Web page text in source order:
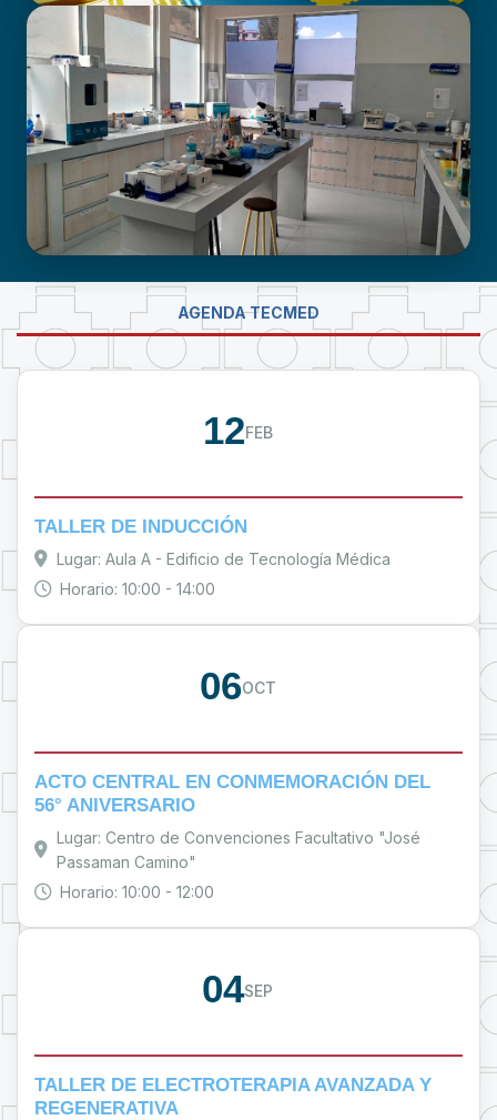
CENTRO DE ATENCIÓN EN
NEURODESARROLLO INFANTIL
LABORATORIO DE INVESTIGACIÓN -
PROUMSA
AGENDA TECMED
12FEB
TALLER DE INDUCCIÓN
Lugar: Aula A - Edificio de Tecnología Médica
Horario: 10:00 - 14:00
06OCT
ACTO CENTRAL EN CONMEMORACIÓN DEL
56° ANIVERSARIO
Lugar: Centro de Convenciones Facultativo "José
Passaman Camino"
Horario: 10:00 - 12:00
04SEP
TALLER DE ELECTROTERAPIA AVANZADA Y
REGENERATIVA